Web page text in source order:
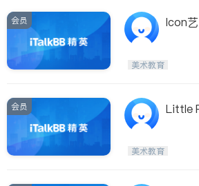
会员 Icon
美术教育
会员 Little
美术教育